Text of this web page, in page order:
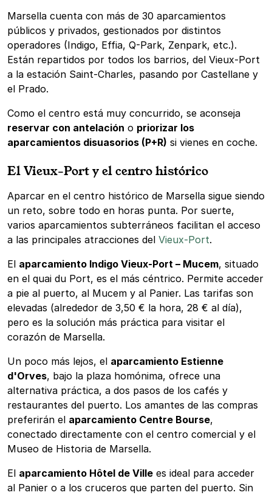
Marsella cuenta con más de 30 aparcamientos
públicos y privados, gestionados por distintos
operadores (Indigo, Effia, Q-Park, Zenpark, etc.).
Están repartidos por todos los barrios, del Vieux-Port
a la estación Saint-Charles, pasando por Castellane y
el Prado.
Como el centro está muy concurrido, se aconseja
reservar con antelación o priorizar los
aparcamientos disuasorios (P+R) si vienes en coche.
El Vieux-Port y el centro histórico
Aparcar en el centro histórico de Marsella sigue siendo
un reto, sobre todo en horas punta. Por suerte,
varios aparcamientos subterráneos facilitan el acceso
a las principales atracciones del Vieux-Port.
El aparcamiento Indigo Vieux-Port – Mucem, situado
en el quai du Port, es el más céntrico. Permite acceder
a pie al puerto, al Mucem y al Panier. Las tarifas son
elevadas (alrededor de 3,50 € la hora, 28 € al día),
pero es la solución más práctica para visitar el
corazón de Marsella.
Un poco más lejos, el aparcamiento Estienne
d'Orves, bajo la plaza homónima, ofrece una
alternativa práctica, a dos pasos de los cafés y
restaurantes del puerto. Los amantes de las compras
preferirán el aparcamiento Centre Bourse,
conectado directamente con el centro comercial y el
Museo de Historia de Marsella.
El aparcamiento Hôtel de Ville es ideal para acceder
al Panier o a los cruceros que parten del puerto. Sin